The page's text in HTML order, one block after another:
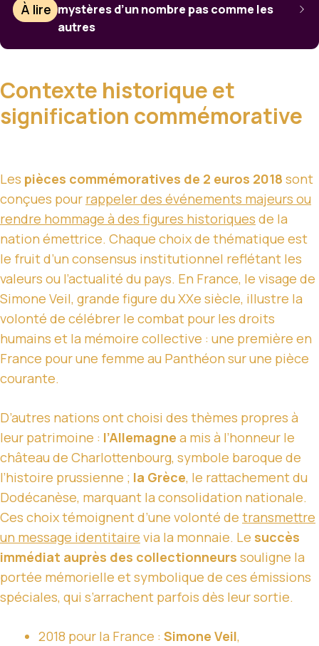
À lire mystères d’un nombre pas comme les
autres
Contexte historique et
signification commémorative
Les pièces commémoratives de 2 euros 2018 sont
conçues pour rappeler des événements majeurs ou
rendre hommage à des figures historiques de la
nation émettrice. Chaque choix de thématique est
le fruit d’un consensus institutionnel reflétant les
valeurs ou l’actualité du pays. En France, le visage de
Simone Veil, grande figure du XXe siècle, illustre la
volonté de célébrer le combat pour les droits
humains et la mémoire collective : une première en
France pour une femme au Panthéon sur une pièce
courante.
D’autres nations ont choisi des thèmes propres à
leur patrimoine : l’Allemagne a mis à l’honneur le
château de Charlottenbourg, symbole baroque de
l’histoire prussienne ; la Grèce, le rattachement du
Dodécanèse, marquant la consolidation nationale.
Ces choix témoignent d’une volonté de transmettre
un message identitaire via la monnaie. Le succès
immédiat auprès des collectionneurs souligne la
portée mémorielle et symbolique de ces émissions
spéciales, qui s’arrachent parfois dès leur sortie.
2018 pour la France : Simone Veil,